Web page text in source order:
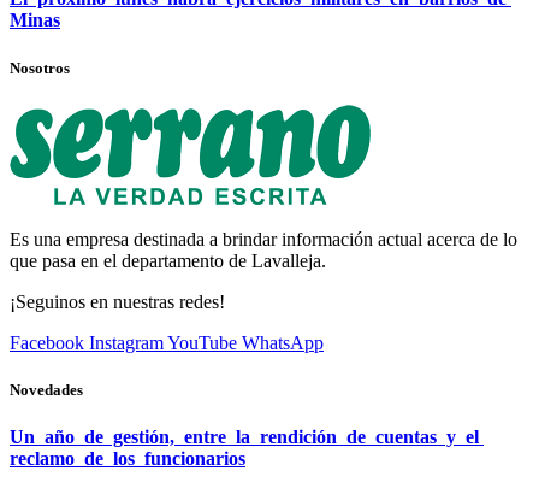
Minas
Nosotros
Es una empresa destinada a brindar información actual acerca de lo
que pasa en el departamento de Lavalleja.
¡Seguinos en nuestras redes!
Facebook InstagramYouTube WhatsApp
Novedades
Un año de gestión, entre la rendición de cuentas y el
reclamo de los funcionarios